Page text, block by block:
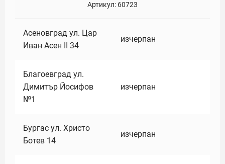
Артикул: 60723
Асеновград ул. Цар
Иван Асен II 34
изчерпан
Благоевград ул.
Димитър Йосифов
№1
изчерпан
Бургас ул. Христо
Ботев 14
изчерпан